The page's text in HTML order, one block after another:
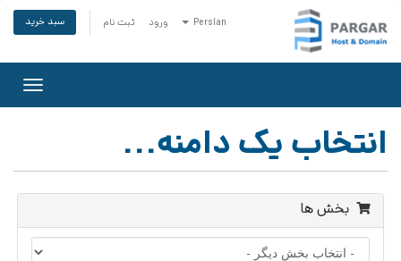
Persian ورود ثبت نام سبد خرید
انتخاب یک دامنه...
بخش ها